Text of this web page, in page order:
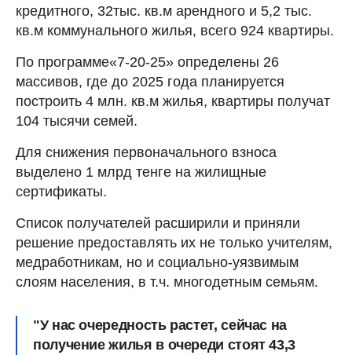
кредитного, 32тыс. кв.м арендного и 5,2 тыс.
кв.м коммунального жилья, всего 924 квартиры.
По программе«7-20-25» определены 26
массивов, где до 2025 года планируется
построить 4 млн. кв.м жилья, квартиры получат
104 тысячи семей.
Для снижения первоначального взноса
выделено 1 млрд тенге на жилищные
сертификаты.
Список получателей расширили и приняли
решение предоставлять их не только учителям,
медработникам, но и социально-уязвимым
слоям населения, в т.ч. многодетным семьям.
"У нас очередность растет, сейчас на
получение жилья в очереди стоят 43,3